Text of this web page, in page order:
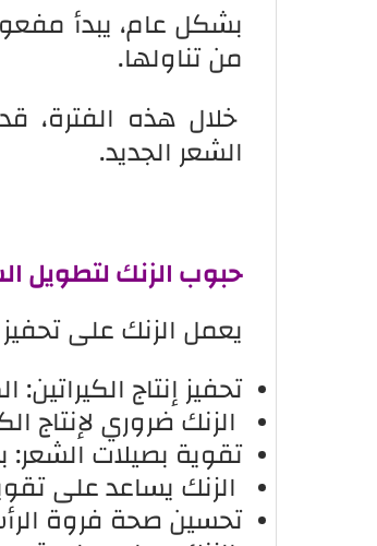
من تناولها.
خلال هذه الفترة،
الشعر الجديد.
حبوب الزنك لتطويل
يعمل الزنك على
تحفيز إنتاج
الزنك ضروري لإنتاج
تقوية بصيلات
الزنك يساعد على
تحسين صحة فروة